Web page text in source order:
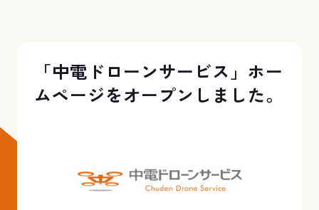
「中電ドローンサービス」ホー
ムページをオープンしました。